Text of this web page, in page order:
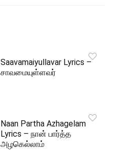
Saavamaiyullavar Lyrics –
சாவமையுள்ளவர்
Naan Partha Azhagelam
Lyrics – நான் பார்த்த
அழகெல்லாம்